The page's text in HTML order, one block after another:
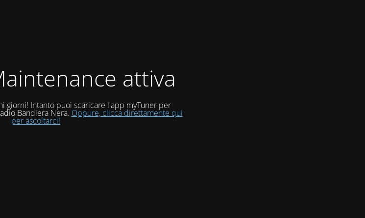
attiva
giorni! Intanto puoi scaricare l'app myTuner per
Bandiera Nera. Oppure, clicca direttamente qui
per ascoltarci!